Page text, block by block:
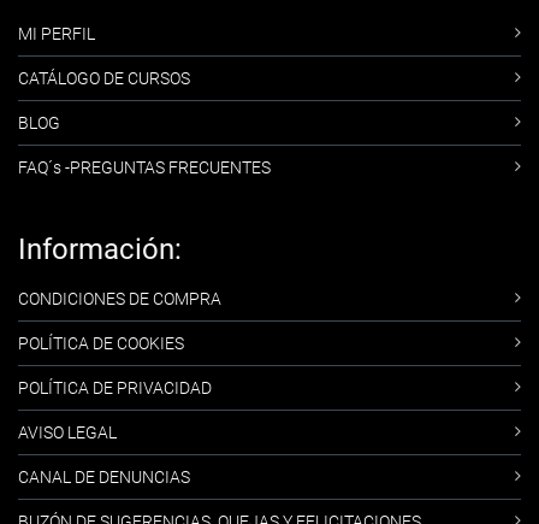
MI PERFIL
CATÁLOGO DE CURSOS
BLOG
FAQ´s -PREGUNTAS FRECUENTES
Información:
CONDICIONES DE COMPRA
POLÍTICA DE COOKIES
POLÍTICA DE PRIVACIDAD
AVISO LEGAL
CANAL DE DENUNCIAS